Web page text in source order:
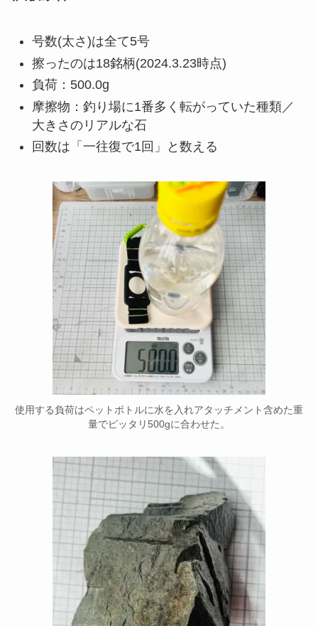
号数(太さ)は全て5号
擦ったのは18銘柄(2024.3.23時点)
負荷：500.0g
摩擦物：釣り場に1番多く転がっていた種類／
大きさのリアルな石
回数は「一往復で1回」と数える
使用する負荷はペットボトルに水を入れアタッチメント含めた重
量でピッタリ500gに合わせた。